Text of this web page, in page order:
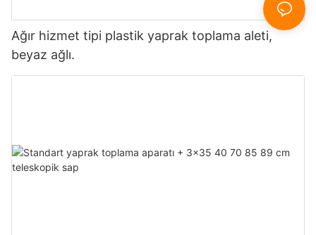
Ağır hizmet tipi plastik yaprak toplama aleti,
beyaz ağlı.